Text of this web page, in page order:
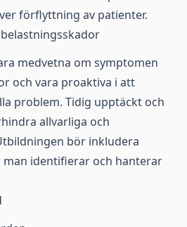
förflyttning av patienter.
medvetna om symptomen
och vara proaktiva i att
problem. Tidig upptäckt och
allvarliga och
bör inkludera
identifierar och hanterar